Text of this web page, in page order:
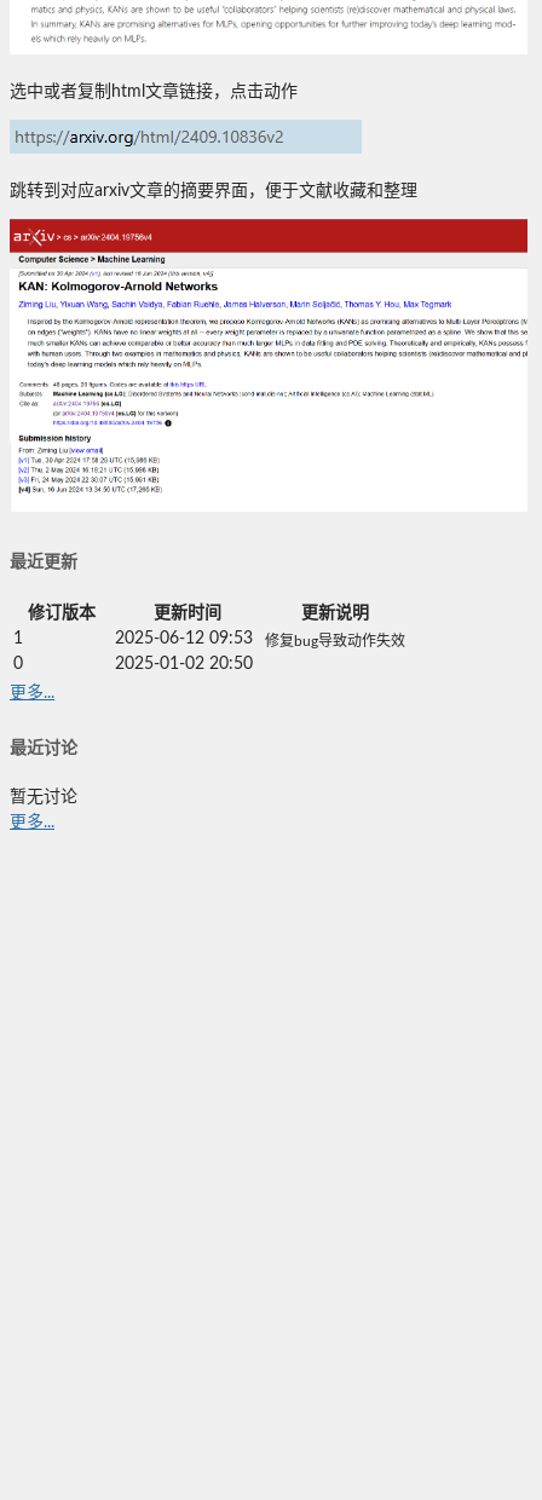
选中或者复制html文章链接，点击动作
跳转到对应arxiv文章的摘要界面，便于文献收藏和整理
最近更新
修订版本 更新时间
更新说明
1
2025-06-12 09:53 修复bug导致动作失效
0
2025-01-02 20:50
更多...
最近讨论
暂无讨论
更多...